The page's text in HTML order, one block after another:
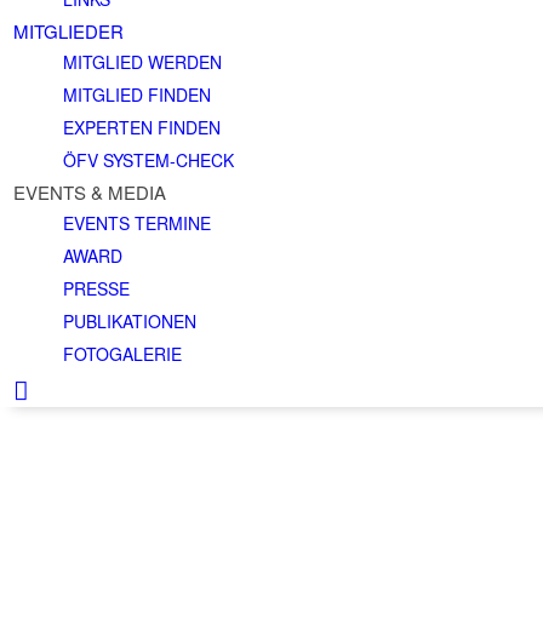
MITGLIEDER
MITGLIED WERDEN
MITGLIED FINDEN
EXPERTEN FINDEN
ÖFV SYSTEM-CHECK
EVENTS & MEDIA
EVENTS TERMINE
AWARD
PRESSE
PUBLIKATIONEN
FOTOGALERIE